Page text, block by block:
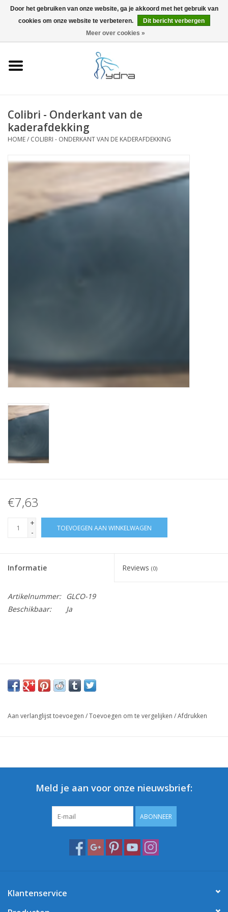
0 Artikelen - €0,00
Info
Accessoires
Colibri - Onderkant van de
kaderafdekking
HOME/ COLIBRI - ONDERKANT VAN DE KADERAFDEKKING
€7,63
+
-
TOEVOEGEN AAN WINKELWAGEN
Informatie Reviews (0)
Artikelnummer:
GLCO-19
Beschikbaar:
Ja
Aan verlanglijst toevoegen /Toevoegen om te vergelijken /Afdrukken
Meld je aan voor onze nieuwsbrief:
ABONNEER
Klantenservice
Door het gebruiken van onze website, ga je akkoord met het gebruik van
cookies om onze website te verbeteren.
Dit bericht verbergen
Meer over cookies »